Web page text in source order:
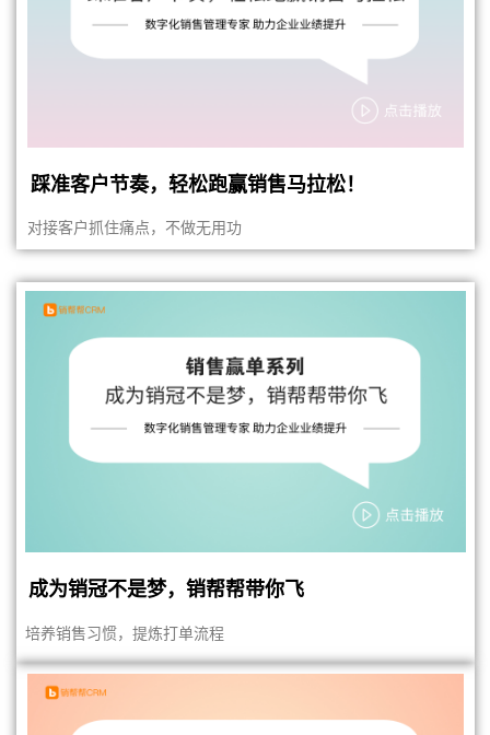
踩准客户节奏，轻松跑赢销售马拉松！
对接客户抓住痛点，不做无用功
成为销冠不是梦，销帮帮带你飞
培养销售习惯，提炼打单流程